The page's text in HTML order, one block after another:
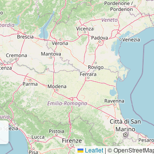
2 km/h - N
Bava di vento
51% 1014 hPa
06:23 20:39 Durata del giorno: 14:16
Vento Umidità Pressione
3 km/h - O
Bava di vento
70% 1015 hPa
5 km/h - NO
Bava di vento
68% 1016 hPa
3 km/h - SE
Bava di vento
30% 1016 hPa
16 km/h - N
Brezza tesa
57% 10% 1014 hPa
12 km/h - N
Brezza leggera
58% 27% 1014 hPa
11 km/h - NO
Brezza leggera
61% 65%
06:19 20:43 Durata del giorno: 14:24
Vento Umidità Nuvolosità Pressione
11 km/h - N
Brezza leggera
65% 15% 1015 hPa
8 km/h - O
74% 43% 1016 hPa